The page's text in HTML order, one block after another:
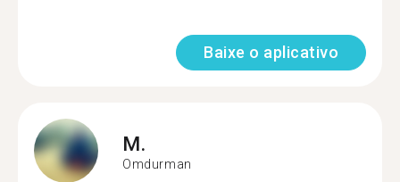
Baixe o aplicativo
M.
Omdurman